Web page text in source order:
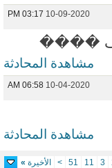
10-09-2020
03:17 PM
ضعف ����
مشاهدة المحادثة
10-04-2020
06:58 AM
مشاهدة المحادثة
3
11
51
> الأخيرة »